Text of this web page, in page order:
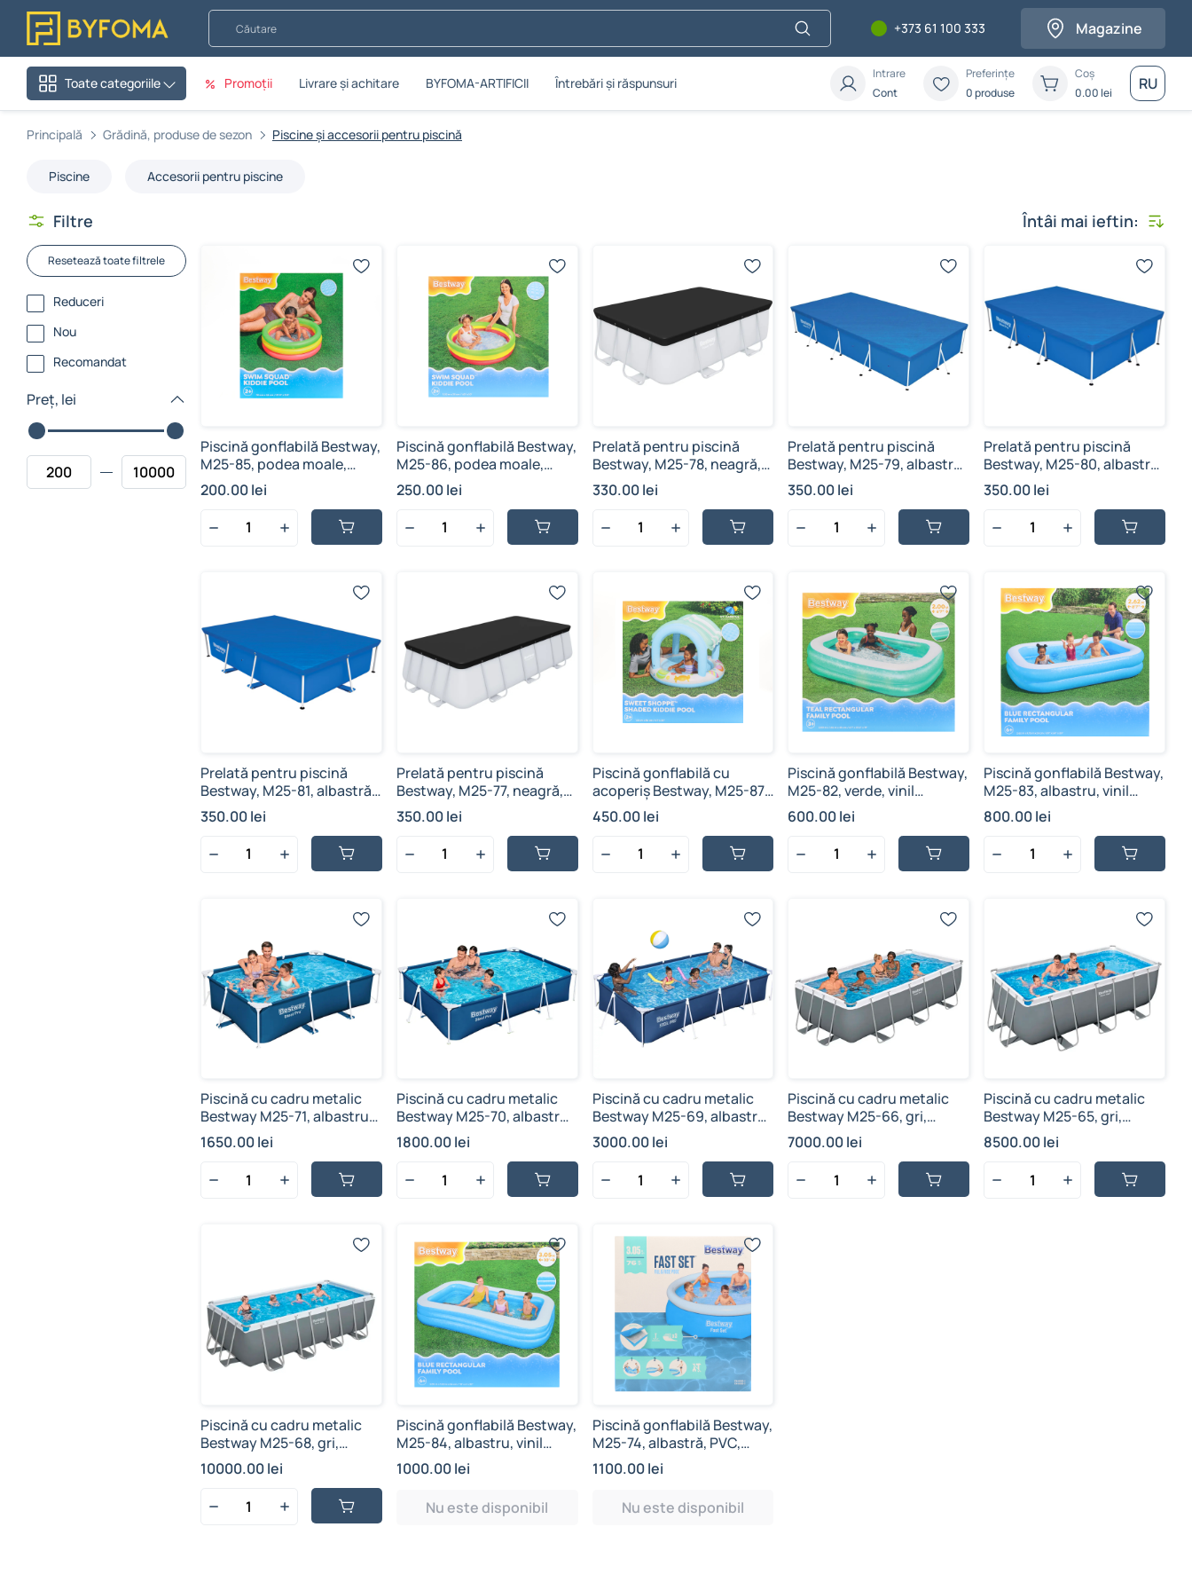
Căutare
+373 61 100 333 Magazine
Toate categoriile Promoții Livrare și achitare BYFOMA-ARTIFICII Întrebări și răspunsuri
Intrare
Cont
Preferințe
0 produse
Coș
0.00 lei RU
Principală Grădină, produse de sezon Piscine și accesorii pentru piscină
Piscine Accesorii pentru piscine
Filtre Întâi mai ieftin:
Resetează toate filtrele
Reduceri
Nou
Recomandat
Preț, lei
Piscină gonflabilă Bestway,
M25-85, podea moale,
multicolor - curcubeu, vinil
rezistent, 41 L, 70 cm x 24
200.00 lei
Piscină gonflabilă Bestway,
M25-86, podea moale,
multicolor - curcubeu, vinil
rezistent, 62 L, 1.02 cm x 25
250.00 lei
Prelată pentru piscină
Bestway, M25-78, neagră,
2.69 m x 1.79 m, polietilenă,
orificii de drenaj și sfoară
de fixare
330.00 lei
Prelată pentru piscină
Bestway, M25-79, albastră,
4.10 m x 2.26 m, polietilenă,
orificii de drenaj și sfoară
de fixare
350.00 lei
Prelată pentru piscină
Bestway, M25-80, albastră,
3.04 m x 2.05 m,
polietilenă, orificii de
drenaj și sfoară de fixare
350.00 lei
Prelată pentru piscină
Bestway, M25-81, albastră,
2.64 m x 1.74 m, polietilenă,
orificii de drenaj și sfoară
de fixare
350.00 lei
Prelată pentru piscină
Bestway, M25-77, neagră,
3.96 m x 1.85 m, polietilenă,
orificii de drenaj și sfoară
de fixare
350.00 lei
Piscină gonflabilă cu
acoperiș Bestway, M25-87,
podea moale, multicolor,
vinil rezistent, 34 L, 1.04 cm
x 84 cm
450.00 lei
Piscină gonflabilă Bestway,
M25-82, verde, vinil
rezistent, 450 L, 2 m x 1.46
m x 48 cm
600.00 lei
Piscină gonflabilă Bestway,
M25-83, albastru, vinil
rezistent, 778 L, 2.62 m x
1.75 m x 51 cm
800.00 lei
Piscină cu cadru metalic
Bestway M25-71, albastru,
supraterană, PVC și fier
galvanizat 2300 L, 2.59м x
1650.00 lei
Piscină cu cadru metalic
Bestway M25-70, albastru,
supraterană, PVC și fier
galvanizat 3300 L, 3.00м x
1800.00 lei
Piscină cu cadru metalic
Bestway M25-69, albastru,
supraterană, PVC și fier
galvanizat 5700 L, 4.00м x
3000.00 lei
Piscină cu cadru metalic
Bestway M25-66, gri,
supraterană, cu pompă de
filtrare + scara, 6478 L, 4.04
m x 2.01 m x 1.00 m
7000.00 lei
Piscină cu cadru metalic
Bestway M25-65, gri,
supraterană, cu pompă de
filtrare + scara, 8124 L, 4.12
m x 2.01 m x 1.22 m
8500.00 lei
Piscină cu cadru metalic
Bestway M25-68, gri,
supraterană, cu pompa de
filtrare + scara + prelata, 11
m
10000.00 lei
Piscină gonflabilă Bestway,
M25-84, albastru, vinil
rezistent, 1161 L, 3.05 m x
1.84 m x 56 cm
1000.00 lei
Nu este disponibil
Piscină gonflabilă Bestway,
M25-74, albastră, PVC,
3,800 L, 3.05 m x 76 cm
1100.00 lei
Nu este disponibil